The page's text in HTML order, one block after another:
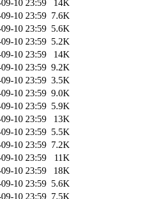
10 23:59
14K
10 23:59 7.6K
10 23:59 5.6K
10 23:59 5.2K
10 23:59
14K
10 23:59 9.2K
10 23:59 3.5K
10 23:59 9.0K
10 23:59 5.9K
10 23:59
13K
10 23:59 5.5K
10 23:59 7.2K
10 23:59
11K
10 23:59
18K
10 23:59 5.6K
10 23:59 7.5K